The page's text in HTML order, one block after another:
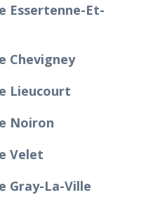
Essertenne-Et-
Chevigney
Lieucourt
Noiron
Velet
Gray-La-Ville